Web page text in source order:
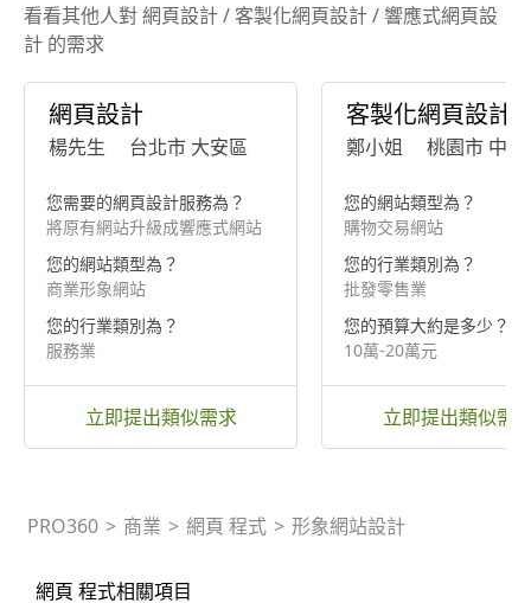
看看其他人對 網頁設計 / 客製化網頁設計 / 響應式網頁設
計 的需求
網頁設計
楊先生 台北市 大安區
您需要的網頁設計服務為？
將原有網站升級成響應式網站
您的網站類型為？
商業形象網站
您的行業類別為？
服務業
立即提出類似需求
客製化網頁設計
鄭小姐 桃園市 中壢
您的網站類型為？
購物交易網站
您的行業類別為？
批發零售業
您的預算大約是多少？
10萬-20萬元
立即提出類似需
PRO360 > 商業 > 網頁 程式 > 形象網站設計
網頁 程式相關項目